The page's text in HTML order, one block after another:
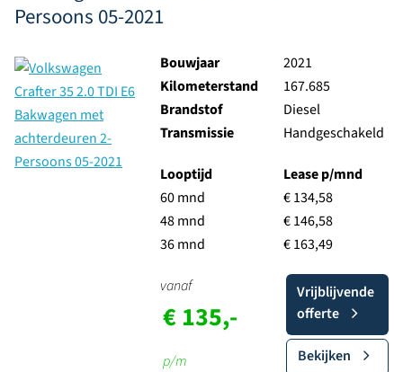
Persoons 05-2021
Bouwjaar
2021
Kilometerstand
167.685
Brandstof
Diesel
Transmissie
Handgeschakeld
Looptijd
60 mnd
48 mnd
36 mnd
Lease p/mnd
€ 134,58
€ 146,58
€ 163,49
vanaf
€ 135,-
p/m
Vrijblijvende
offerte
Bekijken